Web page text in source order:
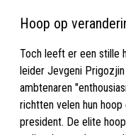
Hoop op
Toch leeft er een stille
leider Jevgeni
ambtenaren
richtten velen hun
president. De elite